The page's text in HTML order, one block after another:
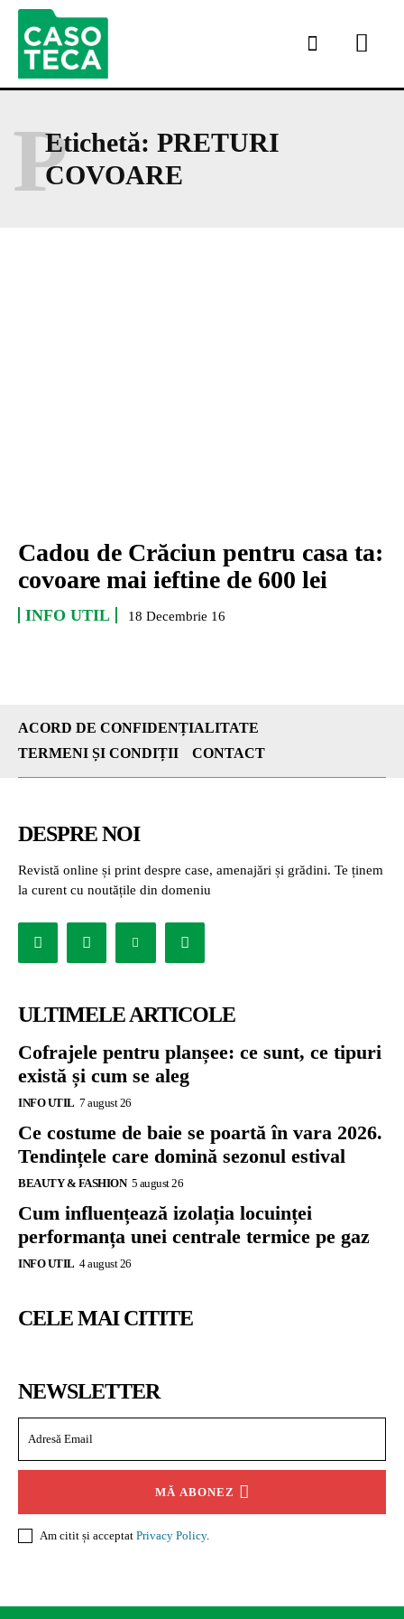
Etichetă: PRETURI
COVOARE
P
Cadou de Crăciun pentru casa ta:
covoare mai ieftine de 600 lei
INFO UTIL 18 Decembrie 16
ACORD DE CONFIDENȚIALITATE
TERMENI ȘI CONDIȚII
CONTACT
DESPRE NOI
Revistă online și print despre case, amenajări și grădini. Te ținem
la curent cu noutățile din domeniu
ULTIMELE ARTICOLE
Cofrajele pentru planșee: ce sunt, ce tipuri
există și cum se aleg
INFO UTIL 7 august 26
Ce costume de baie se poartă în vara 2026.
Tendințele care domină sezonul estival
BEAUTY & FASHION 5 august 26
Cum influențează izolația locuinței
performanța unei centrale termice pe gaz
INFO UTIL 4 august 26
CELE MAI CITITE
NEWSLETTER
MĂ ABONEZ
Am citit și acceptat Privacy Policy.